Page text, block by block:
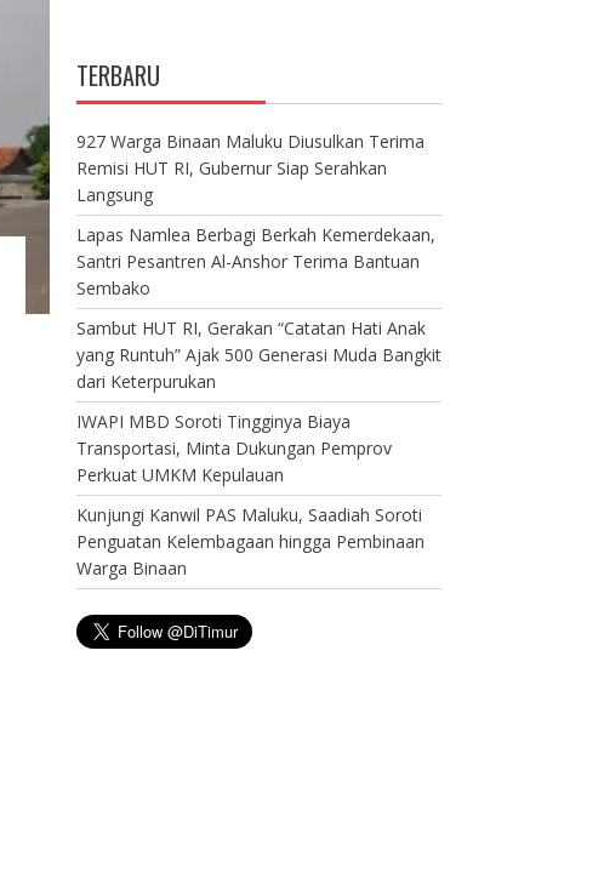
TERBARU
927 Warga Binaan Maluku Diusulkan Terima
Remisi HUT RI, Gubernur Siap Serahkan
Langsung
Lapas Namlea Berbagi Berkah Kemerdekaan,
Santri Pesantren Al-Anshor Terima Bantuan
Sembako
Sambut HUT RI, Gerakan “Catatan Hati Anak
yang Runtuh” Ajak 500 Generasi Muda Bangkit
dari Keterpurukan
IWAPI MBD Soroti Tingginya Biaya
Transportasi, Minta Dukungan Pemprov
Perkuat UMKM Kepulauan
Kunjungi Kanwil PAS Maluku, Saadiah Soroti
Penguatan Kelembagaan hingga Pembinaan
Warga Binaan